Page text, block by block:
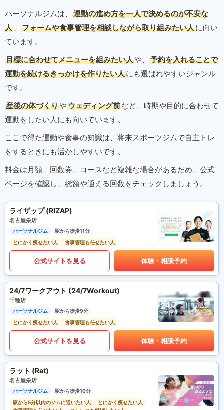
パーソナルジムは、
運動の進め方を一人で決めるのが不安な
人 、 フォームや食事管理を相談しながら取り組みたい人に向い
ています。
目標に合わせてメニューを組みたい人や、
予約を入れることで
運動を続けるきっかけを作りたい人にも選ばれやすいジャンル
です。
産後の体づくりやウェディング前など、時期や目的に合わせて
運動をしたい人にも向いています。
ここで得た運動や食事の知識は、将来スポーツジムで自主トレ
をするときにも活かしやすいです。
料金は月額、回数券、コースなど複雑な場合があるため、公式
ページを確認し、総額や通える回数をチェックしましょう。
ライザップ (RIZAP)
名古屋栄店
パーソナルジム
駅から徒歩11分
とにかく痩せたい人
食事管理も任せたい人
公式サイトを見る 体験・相談予約
24/7ワークアウト (24/7Workout)
千種店
パーソナルジム
駅から徒歩9分
とにかく痩せたい人
食事管理も任せたい人
公式サイトを見る 体験・相談予約
ラット (Rat)
名古屋栄店
パーソナルジム
駅から徒歩10分
駅から5分以内のジムに通いたい人
とにかく痩せたい人